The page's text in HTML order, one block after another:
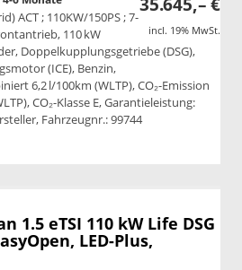
incl. 19% MwSt.
ACT ; 110KW/150PS ; 7-
110 kW
Doppelkupplungsgetriebe (DSG),
(ICE), Benzin,
6,2 l/100km (WLTP), CO₂-Emission
CO₂-Klasse E, Garantieleistung:
Fahrzeugnr.: 99744
drucken
1.5 eTSI 110 kW Life DSG
LED-Plus,